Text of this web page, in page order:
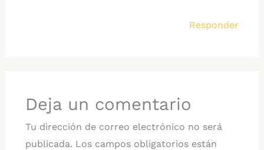
Responder
Deja un comentario
Tu dirección de correo electrónico no será
publicada. Los campos obligatorios están